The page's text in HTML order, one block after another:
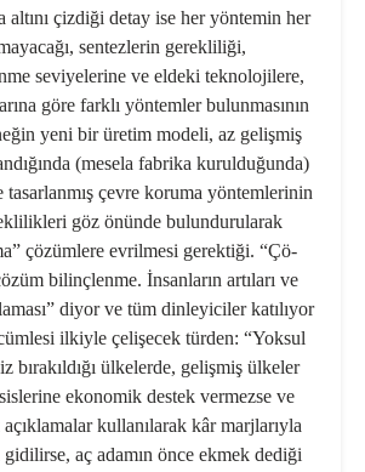
altını çizdiği detay ise her yöntemin her
sen­tezlerin gerekliliği,
seviyelerine ve eldeki tekno­lojilere,
göre farklı yöntemler bulunmasının
yeni bir üretim modeli, az gelişmiş
(mesela fabrika kuruldu­ğunda)
çevre koruma yöntemlerinin
göz önünde bulundurularak
çözümlere evrilmesi gerektiği. “Çö­
bilinçlenme. İnsanların artıları ve
diyor ve tüm dinleyiciler katılıyor
ilkiyle çelişecek türden: “Yoksul
bırakıldığı ülkeler­de, gelişmiş ülkeler
ekonomik destek vermez­se ve
kullanılarak kâr marjlarıyla
aç adamın önce ekmek dediği